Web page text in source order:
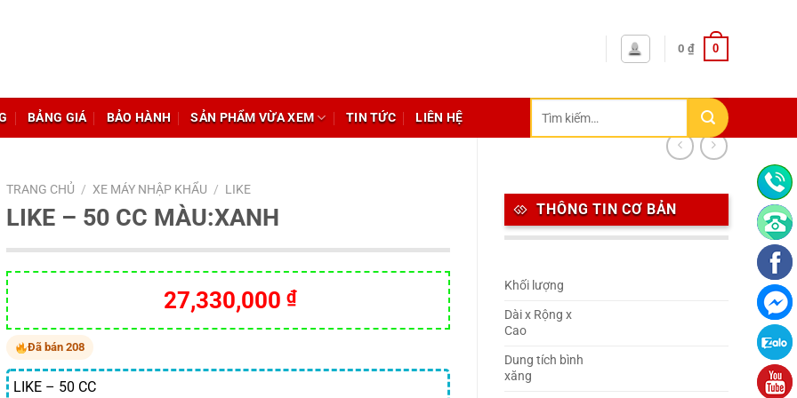
0 ₫ 0
BẢNG GIÁ BẢO HÀNH SẢN PHẨM VỪA XEM TIN TỨC LIÊN HỆ
kiếm:
THÔNG TIN CƠ BẢN
Khối lượng
Dài x Rộng x
Cao
Dung tích bình
xăng
TRANG CHỦ / XE MÁY NHẬP KHẨU / LIKE
LIKE – 50 CC MÀU:XANH
27,330,000 ₫
Đã bán 208
LIKE – 50 CC